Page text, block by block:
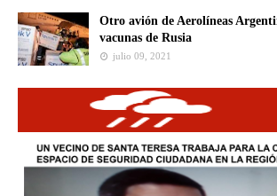
Otro avión de Aerolíneas
vacunas de Rusia
julio 09, 2021